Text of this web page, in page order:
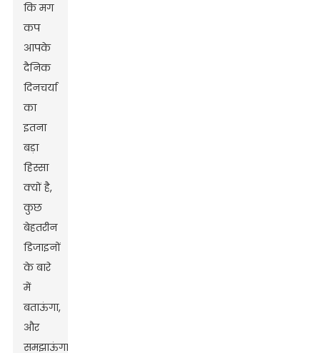
कि मग
कप
आपके
दैनिक
दिनचर्या
का
इतना
बड़ा
हिस्सा
क्यों है,
कुछ
बेहतरीन
डिजाइनों
के बारे
में
बताऊंगा,
और
समझाऊंगा